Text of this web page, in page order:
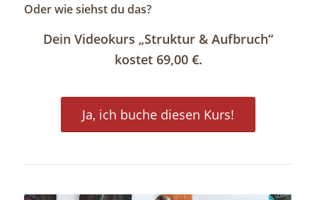
Oder wie siehst du das?
Dein Videokurs „Struktur & Aufbruch“
kostet 69,00 €.
Ja, ich buche diesen Kurs!